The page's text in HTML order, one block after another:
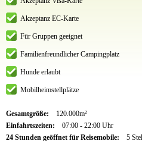
Akzeptanz EC-Karte
Für Gruppen geeignet
Familienfreundlicher Campingplatz
Hunde erlaubt
Mobilheimstellplätze
Gesamtgröße:
120.000m²
Einfahrtszeiten:
07:00 - 22:00 Uhr
24 Stunden geöffnet für Reisemobile:
5